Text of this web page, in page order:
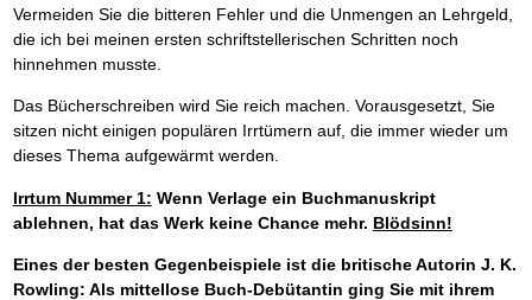
Vermeiden Sie die bitteren Fehler und die Unmengen an Lehrgeld,
die ich bei meinen ersten schriftstellerischen Schritten noch
hinnehmen musste.
Das Bücherschreiben wird Sie reich machen. Vorausgesetzt, Sie
sitzen nicht einigen populären Irrtümern auf, die immer wieder um
dieses Thema aufgewärmt werden.
Irrtum Nummer 1: Wenn Verlage ein Buchmanuskript
ablehnen, hat das Werk keine Chance mehr. Blödsinn!
Eines der besten Gegenbeispiele ist die britische Autorin J. K.
Rowling: Als mittellose Buch-Debütantin ging Sie mit ihrem